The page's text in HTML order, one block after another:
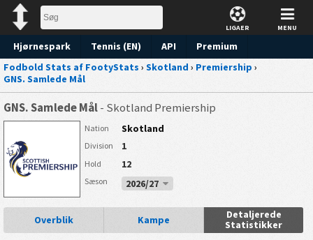
LIGAER MENU
Hjørnespark Tennis (EN) API Premium
Forudsigelse
Fodbold Stats af FootyStats › Skotland › Premiership ›
GNS. Samlede Mål
GNS. Samlede Mål- Skotland Premiership
Nation Skotland
Division 1
Hold 12
Sæson 2026/27
Overblik Kampe
Detaljerede
Statistikker